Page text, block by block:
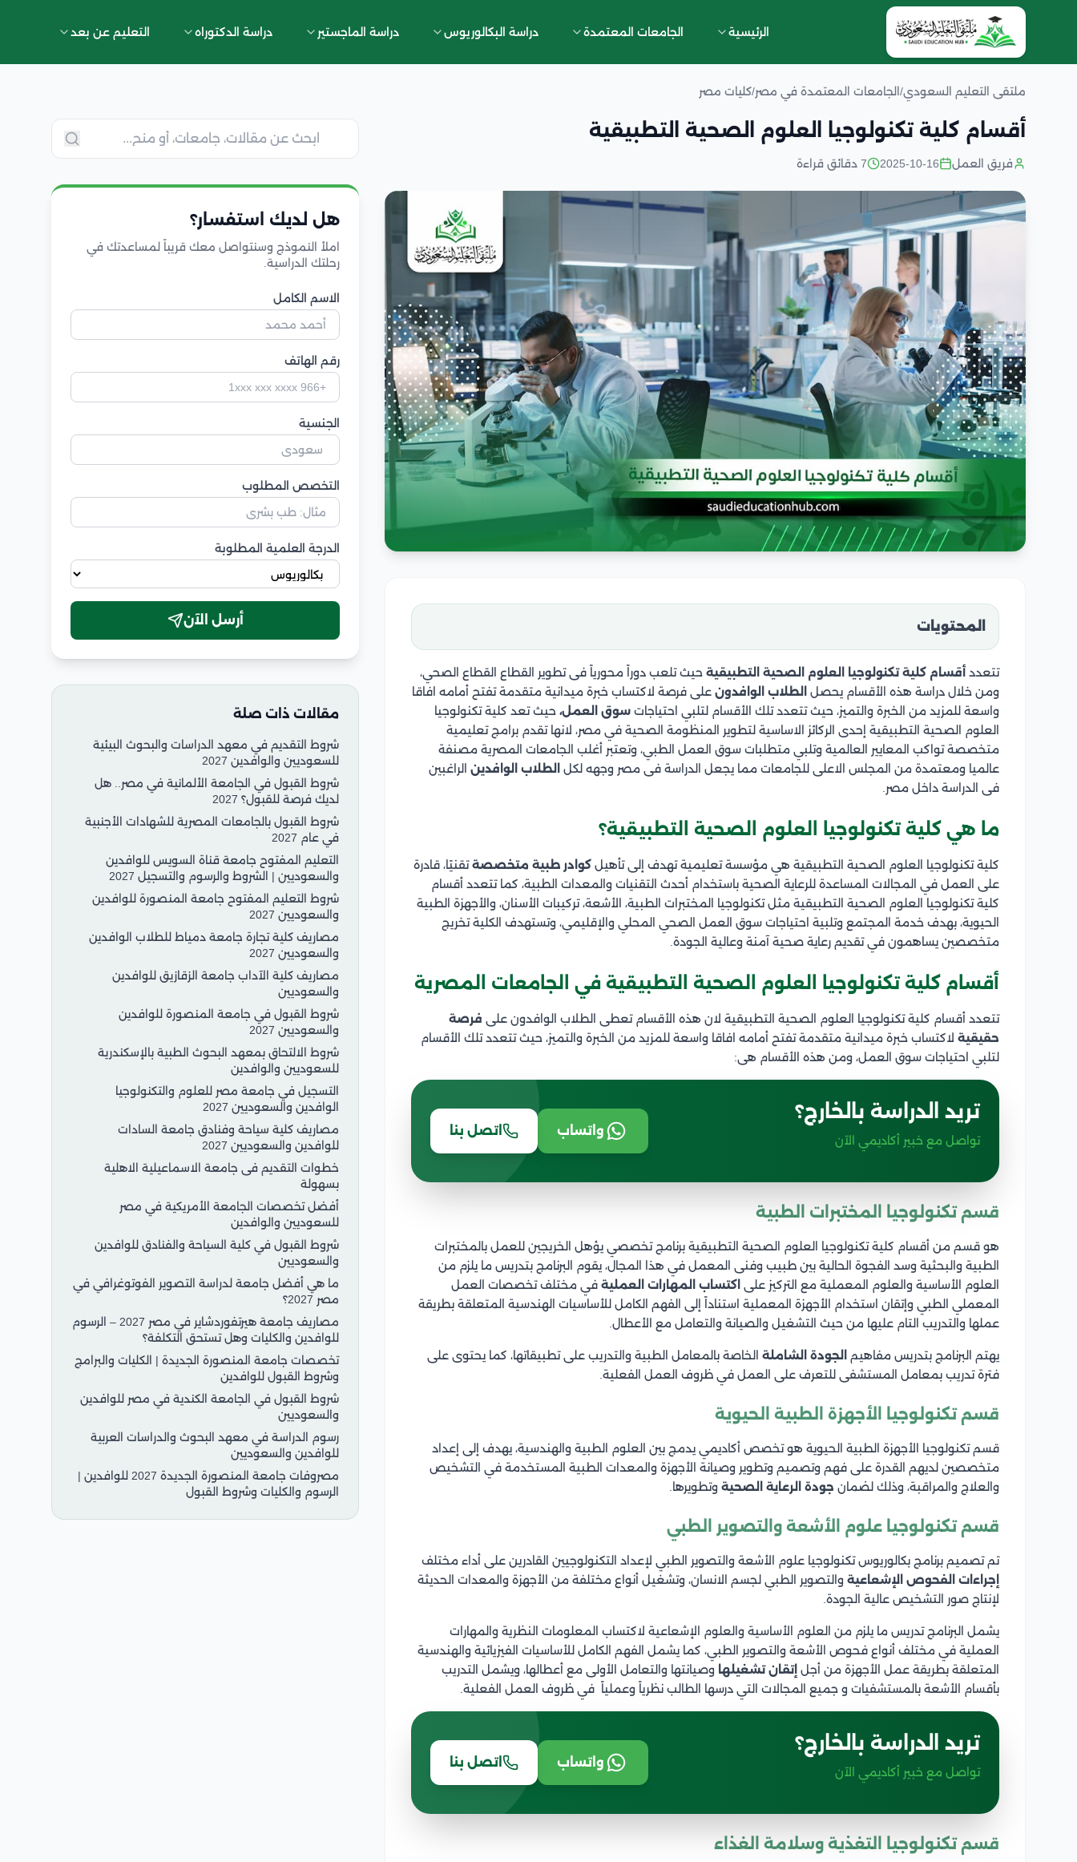
الرئيسية الجامعات المعتمدة دراسة البكالوريوس دراسة الماجستير دراسة الدكتوراه التعليم عن بعد
ملتقى التعليم السعودي/ الجامعات المعتمدة في مصر/كليات مصر
أقسام كلية تكنولوجيا العلوم الصحية التطبيقية
فريق العمل 2025-10-16 7 دقائق قراءة
المحتويات
تتعدد أقسام كلية تكنولوجيا العلوم الصحية التطبيقية حيث تلعب دوراً محورياً فى تطوير القطاع القطاع الصحي،
ومن خلال دراسة هذه الأقسام يحصل الطلاب الوافدون على فرصة لاكتساب خبرة ميدانية متقدمة تفتح أمامه افاقا
واسعة للمزيد من الخبرة والتميز، حيث تتعدد تلك الأقسام لتلبي احتياجات سوق العمل، حيث تعد كلية تكنولوجيا
العلوم الصحية التطبيقية إحدى الركائز الاساسية لتطوير المنظومة الصحية في مصر، لانها تقدم برامج تعليمية
متخصصة تواكب المعايير العالمية وتلبي متطلبات سوق العمل الطبي، وتعتبر أغلب الجامعات المصرية مصنفة
عالميا ومعتمدة من المجلس الاعلى للجامعات مما يجعل الدراسة فى مصر وجهه لكل الطلاب الوافدين الراغبين
فى الدراسة داخل مصر.
ما هي كلية تكنولوجيا العلوم الصحية التطبيقية؟
كلية تكنولوجيا العلوم الصحية التطبيقية هي مؤسسة تعليمية تهدف إلى تأهيل كوادر طبية متخصصةتقنيًا، قادرة
على العمل في المجالات المساعدة للرعاية الصحية باستخدام أحدث التقنيات والمعدات الطبية، كما تتعدد أقسام
كلية تكنولوجيا العلوم الصحية التطبيقية مثل تكنولوجيا المختبرات الطبية، الأشعة، تركيبات الأسنان، والأجهزة الطبية
الحيوية، بهدف خدمة المجتمع وتلبية احتياجات سوق العمل الصحي المحلي والإقليمي، وتستهدف الكلية تخريج
متخصصين يساهمون في تقديم رعاية صحية آمنة وعالية الجودة.
أقسام كلية تكنولوجيا العلوم الصحية التطبيقية في الجامعات المصرية
تتعدد أقسام كلية تكنولوجيا العلوم الصحية التطبيقية لان هذه الأقسام تعطى الطلاب الوافدون على فرصة
حقيقية لاكتساب خبرة ميدانية متقدمة تفتح أمامه افاقا واسعة للمزيد من الخبرة والتميز، حيث تتعدد تلك الأقسام
لتلبي احتياجات سوق العمل، ومن هذه الأقسام هى:
تريد الدراسة بالخارج؟
تواصل مع خبير أكاديمي الآن
واتساب اتصل بنا
قسم تكنولوجيا المختبرات الطبية
هو قسم من أقسام كلية تكنولوجيا العلوم الصحية التطبيقية برنامج تخصصي يؤهل الخريجين للعمل بالمختبرات
الطبية والبحثية وسد الفجوة الحالية بين طبيب وفنى المعمل في هذا المجال، يقوم البرنامج بتدريس ما يلزم من
العلوم الأساسية والعلوم المعملية مع التركيز على اكتساب المهارات العملية في مختلف تخصصات العمل
المعملي الطبي وإتقان استخدام الأجهزة المعملية استناداً إلى الفهم الكامل للأساسيات الهندسية المتعلقة بطريقة
عملها والتدريب التام عليها من حيث التشغيل والصيانة والتعامل مع الأعطال.
يهتم البرنامج بتدريس مفاهيم الجودة الشاملة الخاصة بالمعامل الطبية والتدريب على تطبيقاتها، كما يحتوى على
فترة تدريب بمعامل المستشفى للتعرف على العمل في ظروف العمل الفعلية.
قسم تكنولوجيا الأجهزة الطبية الحيوية
قسم تكنولوجيا الأجهزة الطبية الحيوية هو تخصص أكاديمي يدمج بين العلوم الطبية والهندسية، يهدف إلى إعداد
متخصصين لديهم القدرة على فهم وتصميم وتطوير وصيانة الأجهزة والمعدات الطبية المستخدمة في التشخيص
والعلاج والمراقبة، وذلك لضمان جودة الرعاية الصحية وتطويرها.
قسم تكنولوجيا علوم الأشعة والتصوير الطبي
تم تصميم برنامج بكالوريوس تكنولوجيا علوم الأشعة والتصوير الطبي لإعداد التكنولوجيين القادرين على أداء مختلف
إجراءات الفحوص الإشعاعية والتصوير الطبي لجسم الانسان، وتشغيل أنواع مختلفة من الأجهزة والمعدات الحديثة
لإنتاج صور التشخيص عالية الجودة.
يشمل البرنامج تدريس ما يلزم من العلوم الأساسية والعلوم الإشعاعية لاكتساب المعلومات النظرية والمهارات
العملية في مختلف أنواع فحوص الأشعة والتصوير الطبي، كما يشمل الفهم الكامل للأساسيات الفيزيائية والهندسية
المتعلقة بطريقة عمل الأجهزة من أجل إتقان تشغيلها وصيانتها والتعامل الأولى مع أعطالها، ويشمل التدريب
بأقسام الأشعة بالمستشفيات و جميع المجالات التي درسها الطالب نظرياً وعملياً في ظروف العمل الفعلية.
تريد الدراسة بالخارج؟
تواصل مع خبير أكاديمي الآن
واتساب اتصل بنا
قسم تكنولوجيا التغذية وسلامة الغذاء
هل لديك استفسار؟
املأ النموذج وسنتواصل معك قريباً لمساعدتك في
رحلتك الدراسية.
الاسم الكامل
رقم الهاتف
الجنسية
التخصص المطلوب
الدرجة العلمية المطلوبة
أرسل الآن
مقالات ذات صلة
شروط التقديم في معهد الدراسات والبحوث البيئية
للسعوديين والوافدين 2027
شروط القبول في الجامعة الألمانية في مصر.. هل
لديك فرصة للقبول؟ 2027
شروط القبول بالجامعات المصرية للشهادات الأجنبية
في عام 2027
التعليم المفتوح جامعة قناة السويس للوافدين
والسعوديين | الشروط والرسوم والتسجيل 2027
شروط التعليم المفتوح جامعة المنصورة للوافدين
والسعوديين 2027
مصاريف كلية تجارة جامعة دمياط للطلاب الوافدين
والسعوديين 2027
مصاريف كلية الآداب جامعة الزقازيق للوافدين
والسعوديين
شروط القبول في جامعة المنصورة للوافدين
والسعوديين 2027
شروط الالتحاق بمعهد البحوث الطبية بالإسكندرية
للسعوديين والوافدين
التسجيل في جامعة مصر للعلوم والتكنولوجيا
الوافدين والسعوديين 2027
مصاريف كلية سياحة وفنادق جامعة السادات
للوافدين والسعوديين 2027
خطوات التقديم فى جامعة الاسماعيلية الاهلية
بسهولة
أفضل تخصصات الجامعة الأمريكية في مصر
للسعوديين والوافدين
شروط القبول في كلية السياحة والفنادق للوافدين
والسعوديين
ما هي أفضل جامعة لدراسة التصوير الفوتوغرافي في
مصر 2027؟
مصاريف جامعة هيرتفوردشاير في مصر 2027 – الرسوم
للوافدين والكليات وهل تستحق التكلفة؟
تخصصات جامعة المنصورة الجديدة | الكليات والبرامج
وشروط القبول للوافدين
شروط القبول في الجامعة الكندية في مصر للوافدين
والسعوديين
رسوم الدراسة في معهد البحوث والدراسات العربية
للوافدين والسعوديين
مصروفات جامعة المنصورة الجديدة 2027 للوافدين |
الرسوم والكليات وشروط القبول